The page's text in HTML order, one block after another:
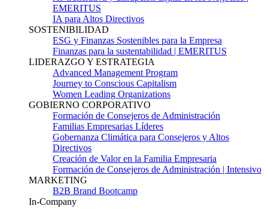
EMERITUS
IA para Altos Directivos
SOSTENIBILIDAD
ESG y Finanzas Sostenibles para la Empresa
Finanzas para la sustentabilidad | EMERITUS
LIDERAZGO Y ESTRATEGIA
Advanced Management Program
Journey to Conscious Capitalism
Women Leading Organizations
GOBIERNO CORPORATIVO
Formación de Consejeros de Administración
Familias Empresarias Líderes
Gobernanza Climática para Consejeros y Altos
Directivos
Creación de Valor en la Familia Empresaria
Formación de Consejeros de Administración | Intensivo
MARKETING
B2B Brand Bootcamp
In-Company